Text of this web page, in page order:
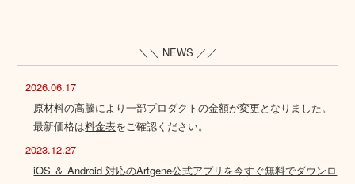
＼＼ NEWS ／／
2026.06.17
原材料の高騰により一部プロダクトの金額が変更となりました。
最新価格は料金表をご確認ください。
2023.12.27
iOS ＆ Android 対応のArtgene公式アプリを今すぐ無料でダウンロ